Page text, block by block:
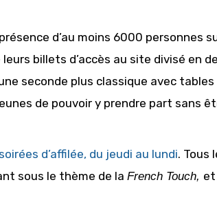
d’au moins 6000 personnes
billets d’accès au site divisé en
seconde plus classique avec
de pouvoir y prendre part sans
d’affilée, du jeudi au lundi. Tous
sous le thème de la French Touch, et